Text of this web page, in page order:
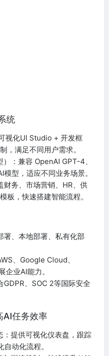
统
视化UI Studio + 开发框
，满足不同用户需求。
：兼容 OpenAI GPT-4、
型，适应不同业务场景。
务、市场营销、HR、供
板，快速搭建智能流程。
、本地部署、私有化部
、Google Cloud、
业AI能力。
、SOC 2等国际安全
AI任务效率
提供可视化仪表盘，跟踪
动化流程。